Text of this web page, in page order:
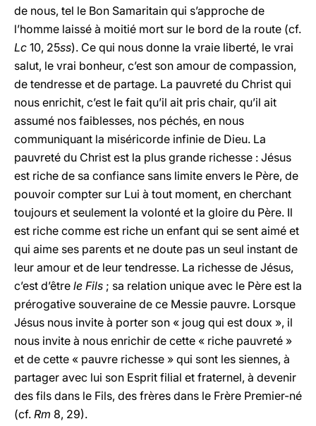
de nous, tel le Bon Samaritain qui s’approche de
l’homme laissé à moitié mort sur le bord de la route (cf.
Lc 10, 25ss). Ce qui nous donne la vraie liberté, le vrai
salut, le vrai bonheur, c’est son amour de compassion,
de tendresse et de partage. La pauvreté du Christ qui
nous enrichit, c’est le fait qu’il ait pris chair, qu’il ait
assumé nos faiblesses, nos péchés, en nous
communiquant la miséricorde infinie de Dieu. La
pauvreté du Christ est la plus grande richesse : Jésus
est riche de sa confiance sans limite envers le Père, de
pouvoir compter sur Lui à tout moment, en cherchant
toujours et seulement la volonté et la gloire du Père. Il
est riche comme est riche un enfant qui se sent aimé et
qui aime ses parents et ne doute pas un seul instant de
leur amour et de leur tendresse. La richesse de Jésus,
c’est d’être le Fils ; sa relation unique avec le Père est la
prérogative souveraine de ce Messie pauvre. Lorsque
Jésus nous invite à porter son « joug qui est doux », il
nous invite à nous enrichir de cette « riche pauvreté »
et de cette « pauvre richesse » qui sont les siennes, à
partager avec lui son Esprit filial et fraternel, à devenir
des fils dans le Fils, des frères dans le Frère Premier-né
(cf. Rm 8, 29).